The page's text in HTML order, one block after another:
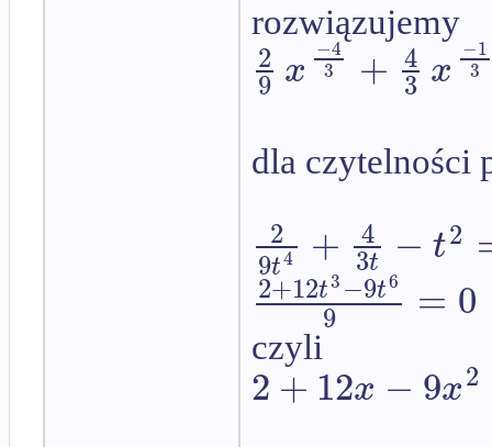
rozwiązujemy
2
9 x −4
3 + 4
3 x −1
3
dla czytelności
2
9t4 + 4
3t − t2
2+12t3−9t6
9 = 0
czyli
2+12x − 9x2